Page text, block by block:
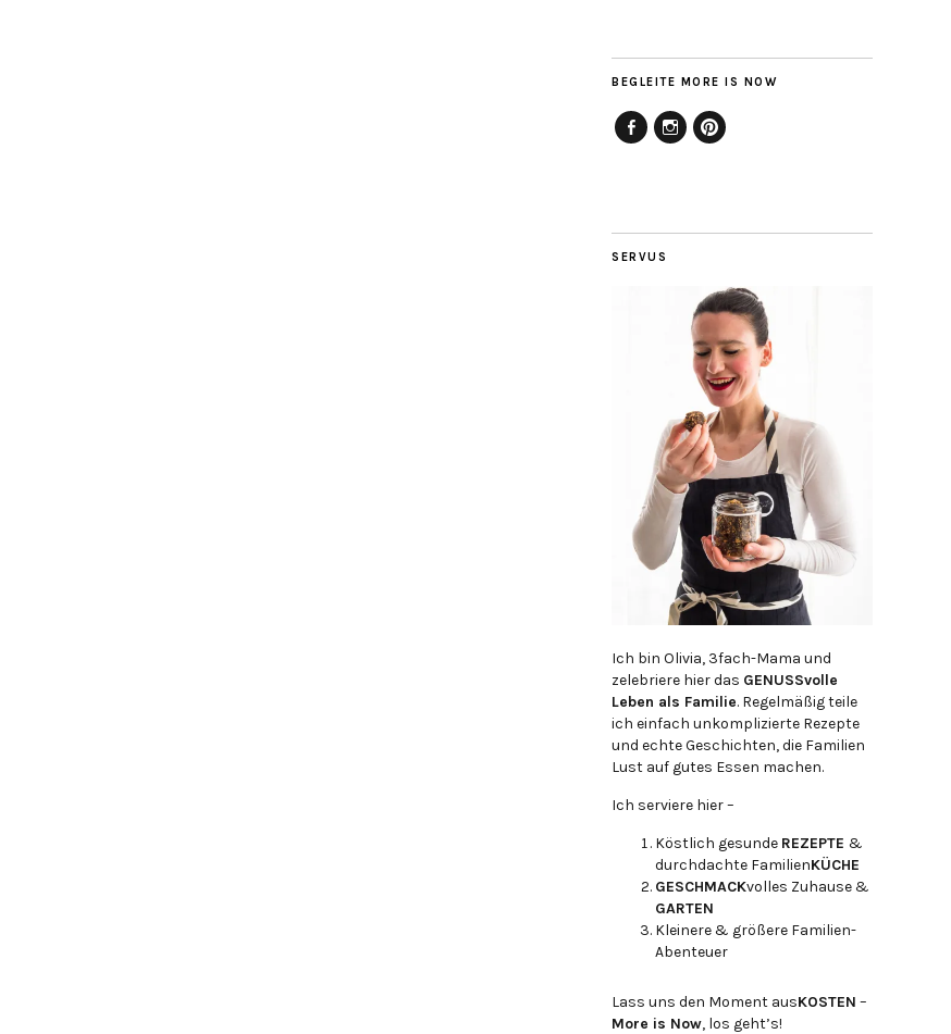
BEGLEITE MORE IS NOW
SERVUS
Ich bin Olivia, 3fach-Mama und
zelebriere hier das GENUSSvolle
Leben als Familie. Regelmäßig teile
ich einfach unkomplizierte Rezepte
und echte Geschichten, die Familien
Lust auf gutes Essen machen.
Ich serviere hier –
Köstlich gesunde REZEPTE &
durchdachte FamilienKÜCHE
GESCHMACKvolles Zuhause &
GARTEN
Kleinere & größere Familien-
Abenteuer
Lass uns den Moment ausKOSTEN –
More is Now, los geht’s!